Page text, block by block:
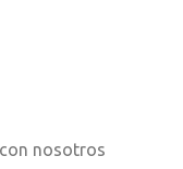
nosotros